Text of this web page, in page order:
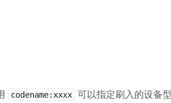
codename:xxxx 可以指定刷入的设备